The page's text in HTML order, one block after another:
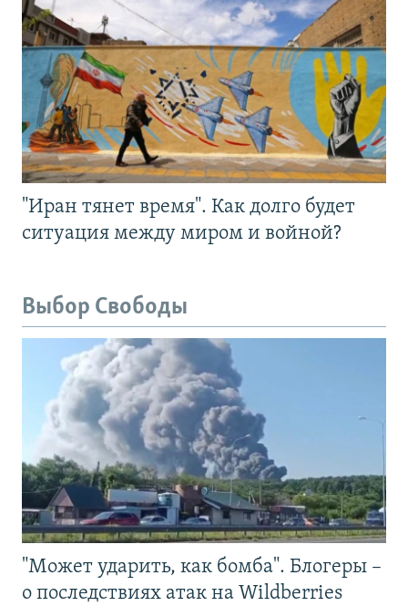
"Иран тянет время". Как долго будет
ситуация между миром и войной?
Выбор Свободы
"Может ударить, как бомба". Блогеры –
о последствиях атак на Wildberries